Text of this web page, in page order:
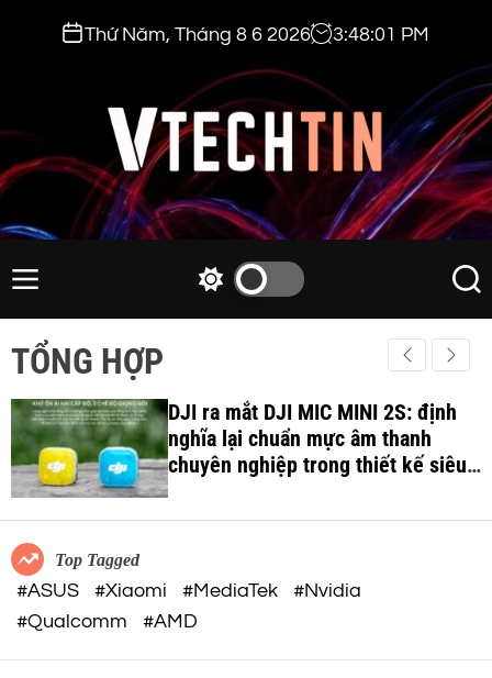
t
o
c
o
e
Thứ Năm, Tháng 8 6 2026 3:48:03 PM
v
c
h
t
i
n
.
c
m
M
e
w
h
c
o
o
d
e
S
e
a
r
h
TỔNG HỢP
DJI ra mắt DJI MIC MINI 2S: định
nghĩa lại chuẩn mực âm thanh
chuyên nghiệp trong thiết kế siêu
nhẹ 12Gram và khả năng ghi âm
32-BIT FLOAT mạnh mẽ
Top Tagged
#ASUS #Xiaomi #MediaTek
#Nvidia
#Qualcomm
#AMD